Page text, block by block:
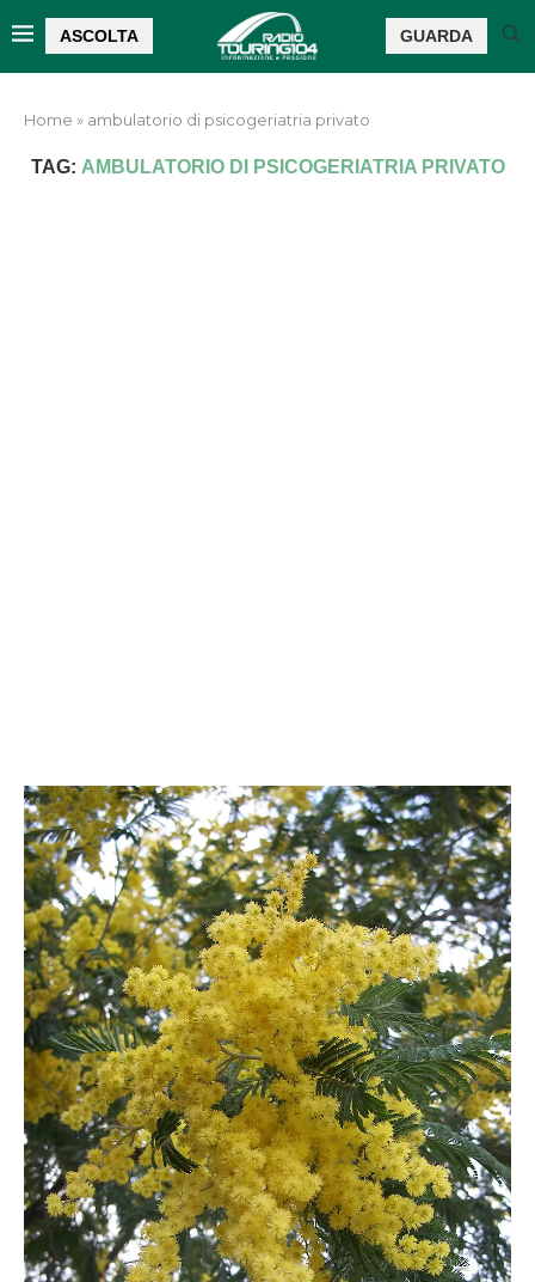
ASCOLTA GUARDA
Home » ambulatorio di psicogeriatria privato
TAG: AMBULATORIO DI PSICOGERIATRIA PRIVATO